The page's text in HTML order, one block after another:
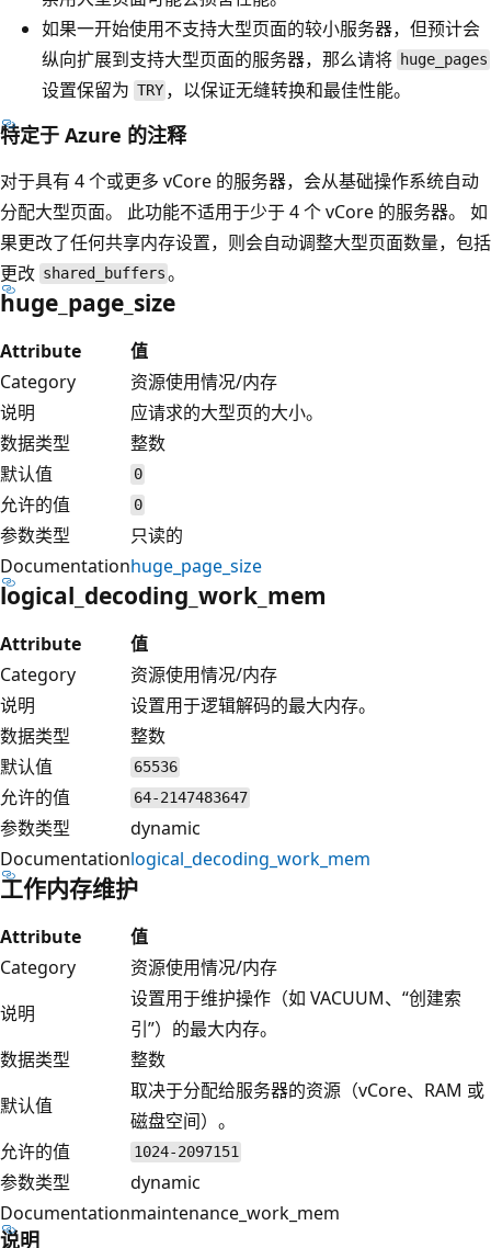
如果一开始使用不支持大型页面的较小服务器，但预计会
纵向扩展到支持大型页面的服务器，那么请将 huge_pages
设置保留为 TRY ，以保证无缝转换和最佳性能。
特定于 Azure 的注释
对于具有 4 个或更多 vCore 的服务器，会从基础操作系统自动
分配大型页面。 此功能不适用于少于 4 个 vCore 的服务器。 如
果更改了任何共享内存设置，则会自动调整大型页面数量，包括
更改 shared_buffers 。
huge_page_size
Attribute
值
Category
资源使用情况/内存
说明
应请求的大型页的大小。
数据类型
整数
默认值
0
允许的值 0
参数类型
只读的
Documentationhuge_page_size
logical_decoding_work_mem
Attribute
值
Category
资源使用情况/内存
说明
设置用于逻辑解码的最大内存。
数据类型
整数
默认值
65536
允许的值 64-2147483647
参数类型
dynamic
Documentationlogical_decoding_work_mem
工作内存维护
Attribute
值
Category
资源使用情况/内存
说明
设置用于维护操作（如 VACUUM、“创建索
引”）的最大内存。
数据类型
整数
默认值
取决于分配给服务器的资源（vCore、RAM 或
磁盘空间）。
允许的值
1024-2097151
参数类型
dynamic
Documentationmaintenance_work_mem
说明